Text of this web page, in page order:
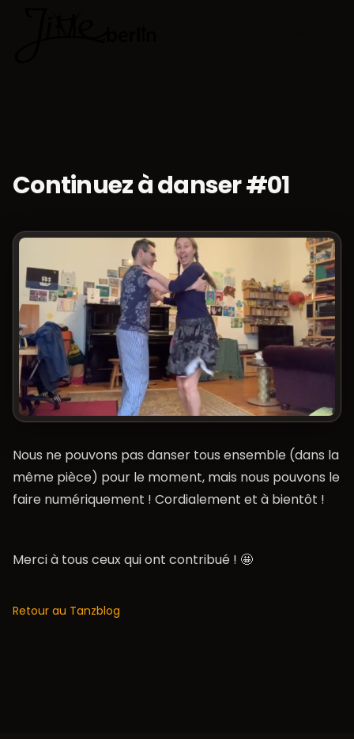
Continuez à danser #01
Nous ne pouvons pas danser tous ensemble (dans la
même pièce) pour le moment, mais nous pouvons le
faire numériquement ! Cordialement et à bientôt !
Merci à tous ceux qui ont contribué ! 🤩
Retour au Tanzblog